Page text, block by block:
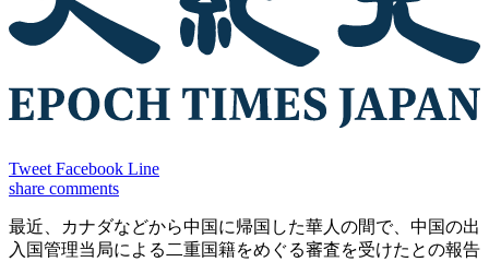
Tweet Facebook Line
share comments
最近、カナダなどから中国に帰国した華人の間で、中国の出
入国管理当局による二重国籍をめぐる審査を受けたとの報告